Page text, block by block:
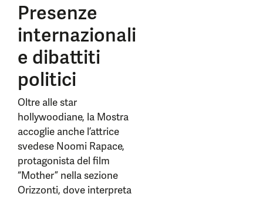
Presenze
internazionali
e dibattiti
politici
Oltre alle star
hollywoodiane, la Mostra
accoglie anche l’attrice
svedese Noomi Rapace,
protagonista del film
“Mother” nella sezione
Orizzonti, dove interpreta